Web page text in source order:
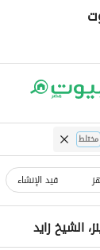
مختلط
قيد الإنشاء
الشيخ زايد